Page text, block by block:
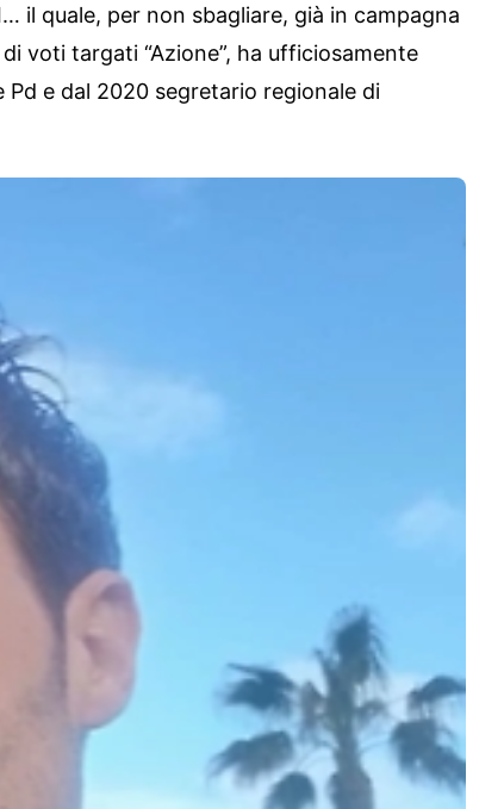
il quale, per non sbagliare, già in campagna
voti targati “Azione”, ha ufficiosamente
Pd e dal 2020 segretario regionale di